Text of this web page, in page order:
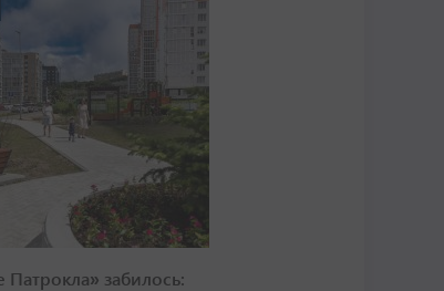
Патрокла» забилось: